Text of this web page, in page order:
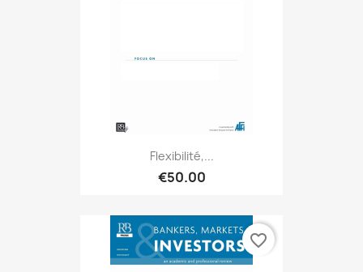
Flexibilité,...
€50.00
favorite_border